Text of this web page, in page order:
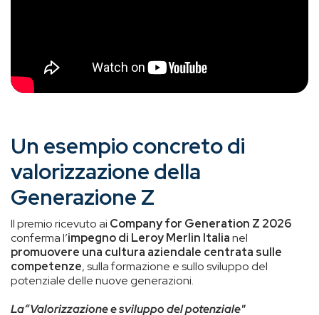
Un esempio concreto di
valorizzazione della
Generazione Z
Il premio ricevuto ai Company for Generation Z 2026
conferma l’impegno di Leroy Merlin Italianel
promuovere una cultura aziendale centrata sulle
competenze, sulla formazione e sullo sviluppo del
potenziale delle nuove generazioni.
La“Valorizzazione e sviluppo del potenziale"